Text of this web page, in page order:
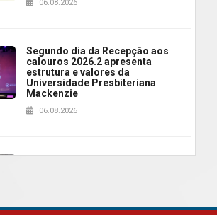
06.08.2026
Segundo dia da Recepção aos
calouros 2026.2 apresenta
estrutura e valores da
Universidade Presbiteriana
Mackenzie
06.08.2026